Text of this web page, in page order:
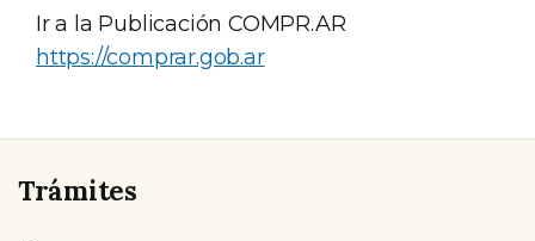
Ir a la Publicación COMPR.AR
https://comprar.gob.ar
Trámites